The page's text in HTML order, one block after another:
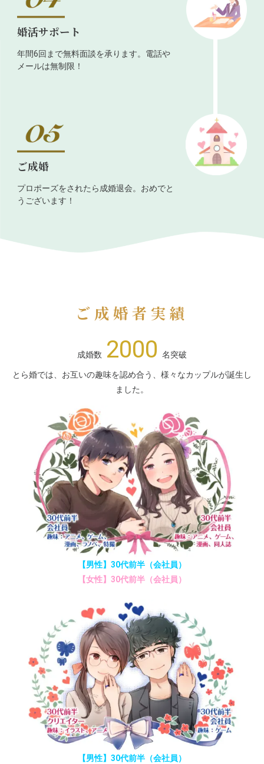
婚活サポート
年間6回まで無料面談を承ります。電話や
メールは無制限！
ご成婚
プロポーズをされたら成婚退会。おめでと
うございます！
ご成婚者実績
成婚数 2000 名突破
とら婚では、お互いの趣味を認め合う、様々なカップルが誕生し
ました。
【男性】30代前半（会社員）
【女性】30代前半（会社員）
【男性】30代前半（会社員）